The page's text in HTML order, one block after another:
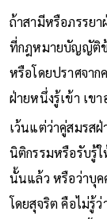
ถ้าสามีหรือภรรยา
ที่กฎหมายบัญญัติข้
หรือโดยปราศจาก
ฝ่ายหนึ่งรู้เข้า เข
เว้นแต่ว่าคู่สมรส
นิติกรรมหรือรับรู้
นั้นแล้ว หรือว่าบุค
โดยสุจริต คือไม่รู้